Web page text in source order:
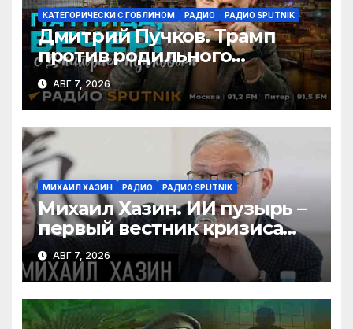
КАТЕГОРИЧЕСКИ С ГОБЛИНОМ РАДИО РАДИО SPUTNIK
Дмитрий Пучков. Трамп
против родильного
туризма, безработица из-за
ИИ
АВГ 7, 2026
МИХАИЛ ХАЗИН РАДИО РАДИО SPUTNIK
Михаил Хазин. ИИ пузырь –
первый вестник кризиса
или миф?
АВГ 7, 2026